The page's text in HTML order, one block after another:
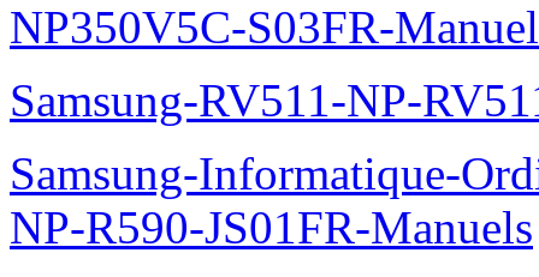
NP350V5C-S03FR-
Samsung-RV511-NP-
Samsung-Informatique-
NP-R590-JS01FR-Manuels